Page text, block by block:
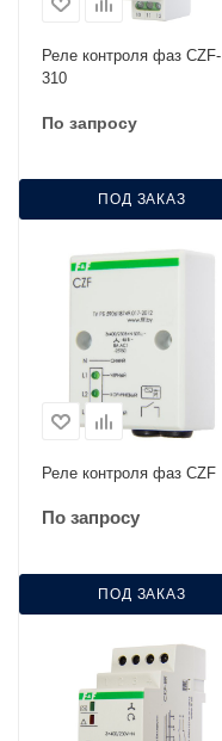
Реле контроля фаз CZF-
310
По запросу
ПОД ЗАКАЗ
Реле контроля фаз CZF
По запросу
ПОД ЗАКАЗ